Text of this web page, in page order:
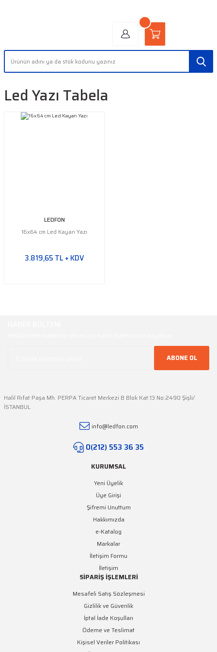
Led Yazı Tabela
LEDFON
16x64 cm Led Kayan Yazı
3.819,65 TL + KDV
ABONE OL
Halil Rıfat Paşa Mh. PERPA Ticaret Merkezi B Blok Kat:13 No:2490 Şişli/
İSTANBUL
info@ledfon.com
0(212) 553 36 35
KURUMSAL
Yeni Üyelik
Üye Girişi
Şifremi Unuttum
Hakkımızda
e-Katalog
Markalar
İletişim Formu
İletişim
SİPARİŞ İŞLEMLERİ
Mesafeli Satış Sözleşmesi
Gizlilik ve Güvenlik
İptal İade Koşulları
Ödeme ve Teslimat
Kişisel Veriler Politikası